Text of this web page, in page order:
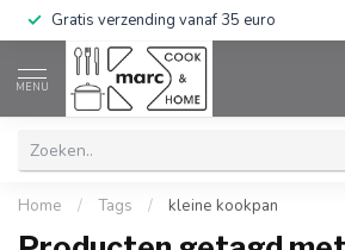
Gratis verzending vanaf 35 euro
MENU
Home / Tags / kleine kookpan